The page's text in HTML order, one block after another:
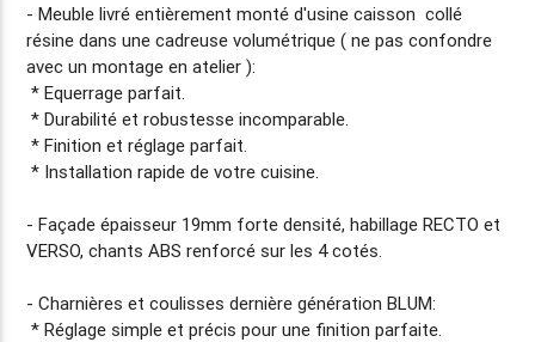
- Meuble livré entièrementmonté d'usine caisson collé
résine dans une cadreuse volumétrique ( ne pas confondre
avec un montage en atelier ):
* Equerrage parfait.
* Durabilité et robustesse incomparable.
* Finition et réglage parfait.
* Installation rapide de votre cuisine.
- Façadeépaisseur 19mm forte densité, habillage RECTO et
VERSO, chants ABS renforcé sur les 4 cotés.
- Charnières et coulisses dernière génération BLUM:
* Réglage simple et précis pour une finition parfaite.